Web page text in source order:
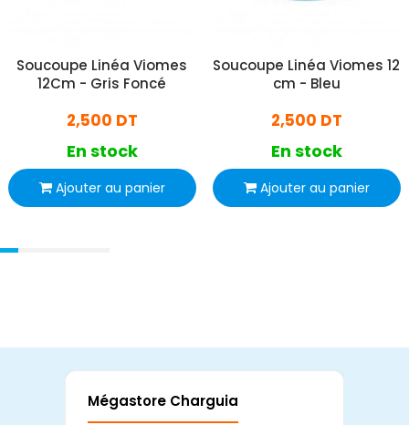
Soucoupe Linéa Viomes
12Cm - Gris Foncé
2,500 DT
En stock
Ajouter au panier
Soucoupe Linéa Viomes 12
cm - Bleu
2,500 DT
En stock
Ajouter au panier
Mégastore Charguia